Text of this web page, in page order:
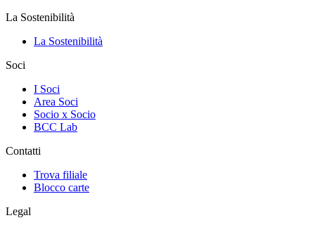
La Sostenibilità
La Sostenibilità
Soci
I Soci
Area Soci
Socio x Socio
BCC Lab
Contatti
Trova filiale
Blocco carte
Legal